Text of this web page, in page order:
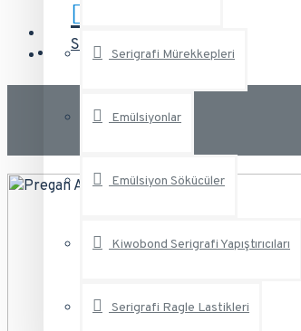
SSS Sık Sorulan Sorular
Serigrafi Mürekkepleri
Emülsiyonlar
Emülsiyon Sökücüler
Kiwobond Serigrafi Yapıştırıcıları
Serigrafi Ragle Lastikleri